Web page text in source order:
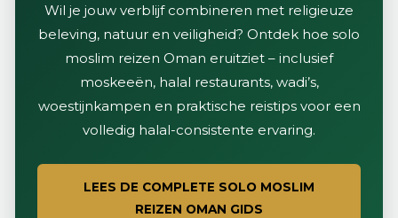
Wil je jouw verblijf combineren met religieuze
beleving, natuur en veiligheid? Ontdek hoe solo
moslim reizen Oman eruitziet – inclusief
moskeeën, halal restaurants, wadi’s,
woestijnkampen en praktische reistips voor een
volledig halal-consistente ervaring.
LEES DE COMPLETE SOLO MOSLIM
REIZEN OMAN GIDS